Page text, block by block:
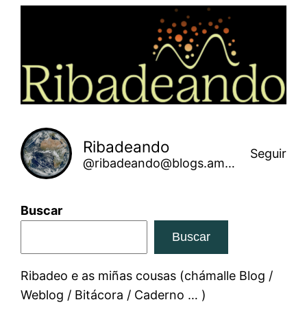
Ribadeando
@ribadeando@blogs.amarinha.gal
Seguir
Buscar
Buscar
Ribadeo e as miñas cousas (chámalle Blog /
Weblog / Bitácora / Caderno … )